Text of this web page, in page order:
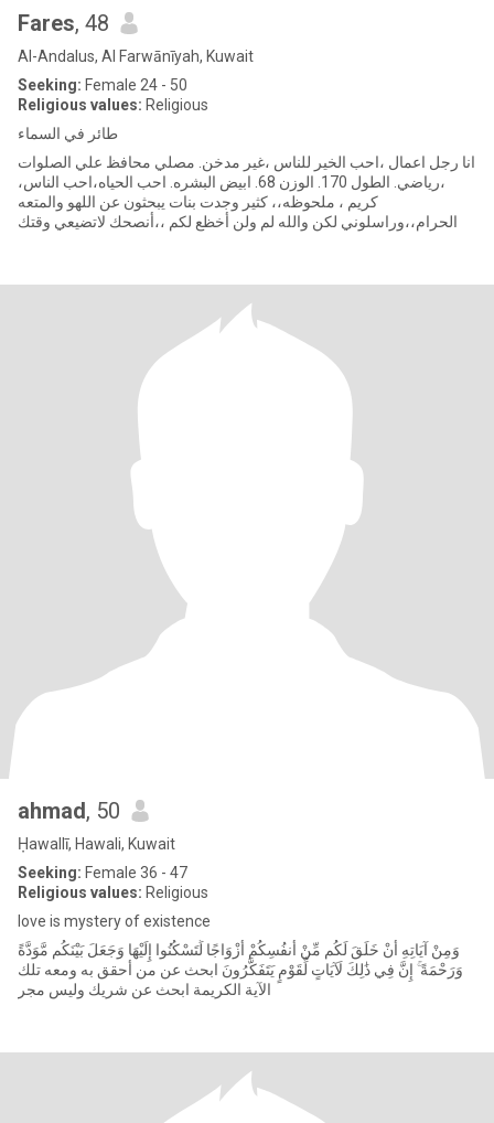
Fares, 48
Al-Andalus, Al Farwānīyah, Kuwait
Seeking: Female 24 - 50
Religious values: Religious
طائر في السماء
انا رجل اعمال ،احب الخير للناس ،غير مدخن. مصلي محافظ علي الصلوات
،رياضي. الطول 170. الوزن 68. ابيض البشره. احب الحياه،احب الناس،
كريم ، ملحوظه،، كثير وجدت بنات يبحثون عن اللهو والمتعه
الحرام،،وراسلوني لكن والله لم ولن أخظع لكم ،،أنصحك لاتضيعي وقتك
ahmad, 50
Ḥawallī, Hawali, Kuwait
Seeking: Female 36 - 47
Religious values: Religious
love is mystery of existence
وَمِنْ آيَاتِهِ أَنْ خَلَقَ لَكُم مِّنْ أَنفُسِكُمْ أَزْوَاجًا لِّتَسْكُنُوا إِلَيْهَا وَجَعَلَ بَيْنَكُم مَّوَدَّةً
وَرَحْمَةً ۚ إِنَّ فِي ذَٰلِكَ لَآيَاتٍ لِّقَوْمٍ يَتَفَكَّرُونَ ابحث عن من أحقق به ومعه تلك
الآية الكريمة ابحث عن شريك وليس مجر